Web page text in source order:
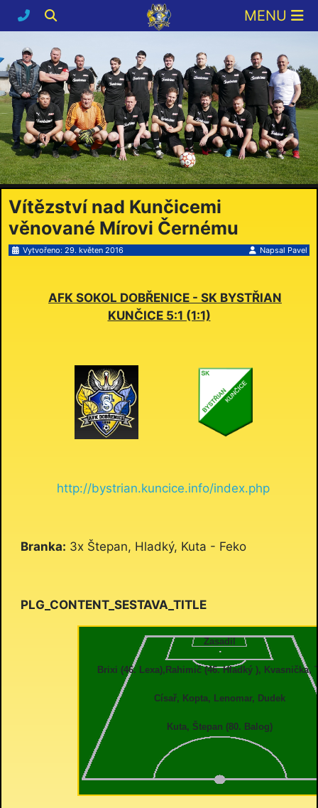
Vítězství nad Kunčicemi
věnované Mírovi Černému
Napsal Pavel
Vytvořeno: 29. květen 2016
AFK SOKOL DOBŘENICE - SK BYSTŘIAN
KUNČICE 5:1 (1:1)
http://bystrian.kuncice.info/index.php
Branka: 3x Štepan, Hladký, Kuta - Feko
PLG_CONTENT_SESTAVA_TITLE
Zasadil
Brixi (46. Lexa),Rahimič (46. Hladký ), Kvasnička,
Císař, Kopta, Lenomar, Dudek
Kuta, Štepan (80. Balog)